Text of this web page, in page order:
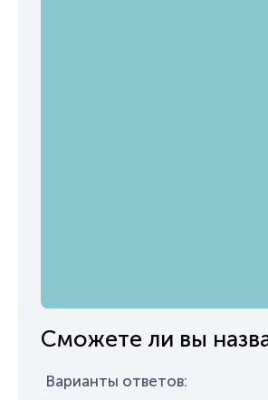
Сможете ли вы
Варианты ответов: